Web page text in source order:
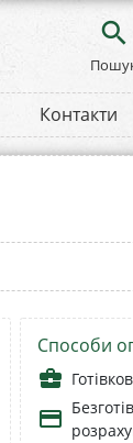
search
Контакти
Способи
business_center
payment